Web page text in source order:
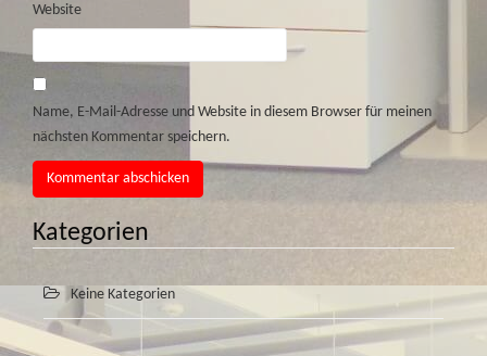
Website
Name, E-Mail-Adresse und Website in diesem Browser für meinen
nächsten Kommentar speichern.
Kategorien
Keine Kategorien